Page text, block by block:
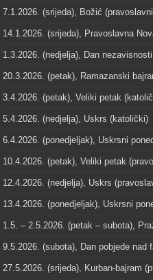
7.1.2026. (srijeda), Božić
14.1.2026. (srijeda), Pravoslavna
1.3.2026. (nedjelja), Dan
20.3.2026. (petak), Ramazanski
3.4.2026. (petak), Veliki petak
5.4.2026. (nedjelja), Uskrs (katolički)
6.4.2026. (ponedjeljak), Uskrsni
10.4.2026. (petak), Veliki petak
12.4.2026. (nedjelja), Uskrs
13.4.2026. (ponedjeljak), Uskrsni
1.5. – 2.5.2026. (petak – subota),
9.5.2026. (subota), Dan pobjede nad
27.5.2026. (srijeda), Kurban-bajram